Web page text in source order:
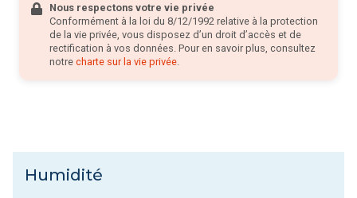
Nous respectons votre vie privée
Conformément à la loi du 8/12/1992 relative à la protection
de la vie privée, vous disposez d’un droit d’accès et de
rectification à vos données. Pour en savoir plus, consultez
notre charte sur la vie privée
Humidité